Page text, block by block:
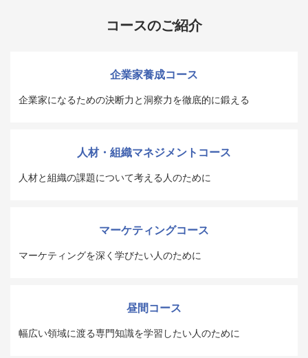
コースのご紹介
企業家養成コース
企業家になるための決断力と洞察力を徹底的に鍛える
人材・組織マネジメントコース
人材と組織の課題について考える人のために
マーケティングコース
マーケティングを深く学びたい人のために
昼間コース
幅広い領域に渡る専門知識を学習したい人のために